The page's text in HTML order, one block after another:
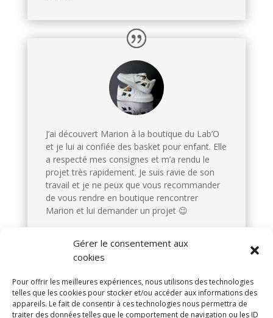
Gérer le consentement aux
cookies
Pour offrir les meilleures expériences, nous utilisons des technologies
telles que les cookies pour stocker et/ou accéder aux informations des
appareils. Le fait de consentir à ces technologies nous permettra de
traiter des données telles que le comportement de navigation ou les ID
J’ai découvert Marion à la boutique du Lab’O
et je lui ai confiée des basket pour enfant. Elle
a respecté mes consignes et m’a rendu le
projet très rapidement. Je suis ravie de son
travail et je ne peux que vous recommander
de vous rendre en boutique rencontrer
Marion et lui demander un projet 😉